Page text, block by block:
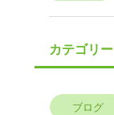
カテゴリー
ブログ